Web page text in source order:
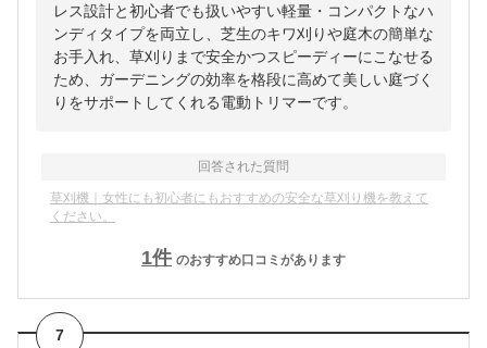
レス設計と初心者でも扱いやすい軽量・コンパクトなハ
ンディタイプを両立し、芝生のキワ刈りや庭木の簡単な
お手入れ、草刈りまで安全かつスピーディーにこなせる
ため、ガーデニングの効率を格段に高めて美しい庭づく
りをサポートしてくれる電動トリマーです。
回答された質問
草刈機｜女性にも初心者にもおすすめの安全な草刈り機を教えて
ください。
1件 のおすすめ口コミがあります
7